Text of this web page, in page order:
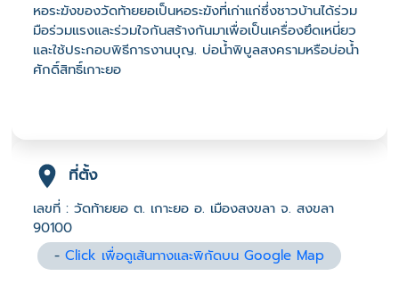
หอระฆังของวัดท้ายยอเป็นหอระฆังที่เก่าแก่ซึ่งชาวบ้านได้ร่วม
มือร่วมแรงและร่วมใจกันสร้างกันมาเพื่อเป็นเครื่องยึดเหนี่ยว
และใช้ประกอบพิธีการงานบุญ. บ่อน้ำพิบูลสงครามหรือบ่อน้ำ
ศักดิ์สิทธิ์เกาะยอ
ที่ตั้ง
เลขที่ : วัดท้ายยอ ต. เกาะยอ อ. เมืองสงขลา จ. สงขลา
90100
-Click เพื่อดูเส้นทางและพิกัดบน Google Map